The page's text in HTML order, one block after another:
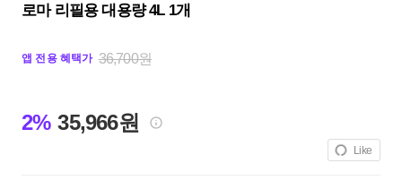
로마 리필용 대용량 4L 1개
앱 전용 혜택가 36,700원
2% 35,966원
Like